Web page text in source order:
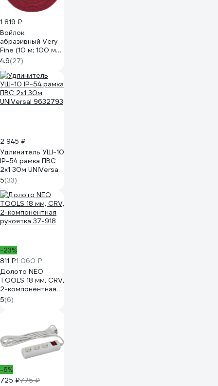
1 819 ₽
Войлок
абразивный Very
Fine (10 м; 100 мм;
красный; Р320-
360) NEW LINE
Holex HAS-7128
4.9(27)
2 945 ₽
Удлинитель УШ-10
IP-54 рамка ПВС
2x1 30м UNIVersal
9632793
5(33)
-23%
811 ₽1 060 ₽
Долото NEO
TOOLS 18 мм, CRV,
2-компонентная
рукоятка 37-918
5(6)
-6%
725 ₽775 ₽